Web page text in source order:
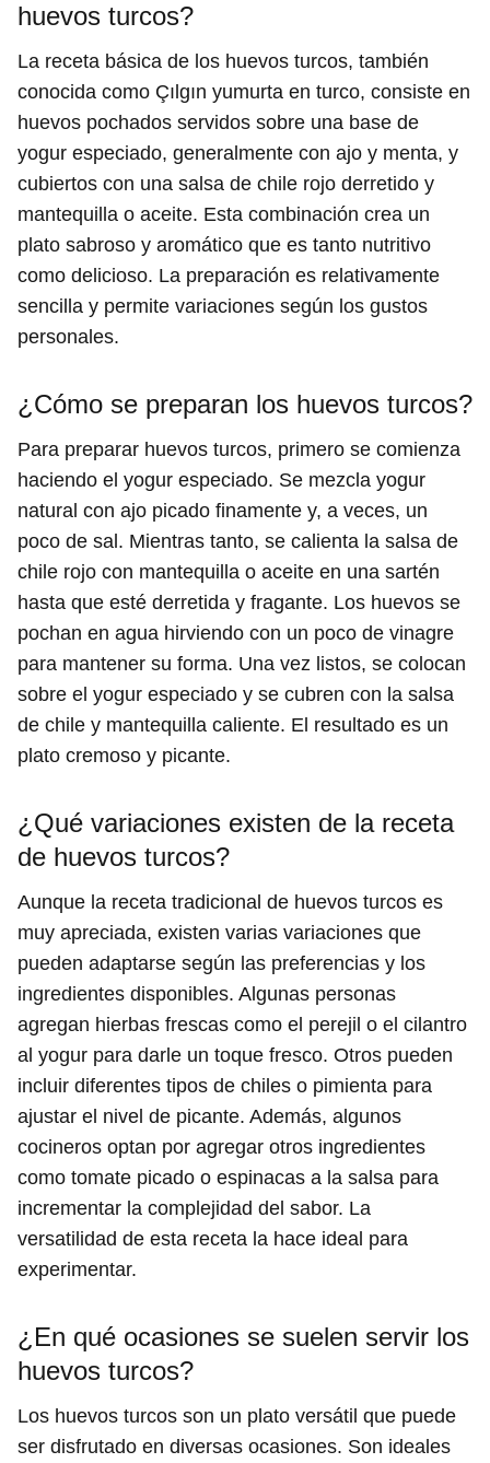
huevos turcos?
La receta básica de los huevos turcos, también
conocida como Çılgın yumurta en turco, consiste en
huevos pochados servidos sobre una base de
yogur especiado, generalmente con ajo y menta, y
cubiertos con una salsa de chile rojo derretido y
mantequilla o aceite. Esta combinación crea un
plato sabroso y aromático que es tanto nutritivo
como delicioso. La preparación es relativamente
sencilla y permite variaciones según los gustos
personales.
¿Cómo se preparan los huevos turcos?
Para preparar huevos turcos, primero se comienza
haciendo el yogur especiado. Se mezcla yogur
natural con ajo picado finamente y, a veces, un
poco de sal. Mientras tanto, se calienta la salsa de
chile rojo con mantequilla o aceite en una sartén
hasta que esté derretida y fragante. Los huevos se
pochan en agua hirviendo con un poco de vinagre
para mantener su forma. Una vez listos, se colocan
sobre el yogur especiado y se cubren con la salsa
de chile y mantequilla caliente. El resultado es un
plato cremoso y picante.
¿Qué variaciones existen de la receta
de huevos turcos?
Aunque la receta tradicional de huevos turcos es
muy apreciada, existen varias variaciones que
pueden adaptarse según las preferencias y los
ingredientes disponibles. Algunas personas
agregan hierbas frescas como el perejil o el cilantro
al yogur para darle un toque fresco. Otros pueden
incluir diferentes tipos de chiles o pimienta para
ajustar el nivel de picante. Además, algunos
cocineros optan por agregar otros ingredientes
como tomate picado o espinacas a la salsa para
incrementar la complejidad del sabor. La
versatilidad de esta receta la hace ideal para
experimentar.
¿En qué ocasiones se suelen servir los
huevos turcos?
Los huevos turcos son un plato versátil que puede
ser disfrutado en diversas ocasiones. Son ideales